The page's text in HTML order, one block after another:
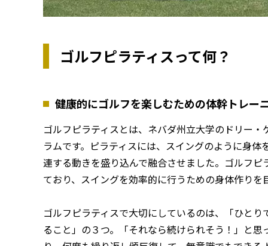
ゴルフピラティスって何？
健康的にゴルフを楽しむための体幹トレー
ゴルフピラティスとは、ネバダ州立大学のドリー
ラムです。ピラティスには、スイングのように身
連する動きを盛り込んで融合させました。ゴルフ
ており、スイングを効率的に行うための身体作りを
ゴルフピラティスで大切にしているのは、「ひと
ること」の３つ。「それなら続けられそう！」と